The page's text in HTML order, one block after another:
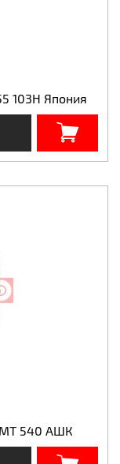
103H Япония
MT 540 АШК